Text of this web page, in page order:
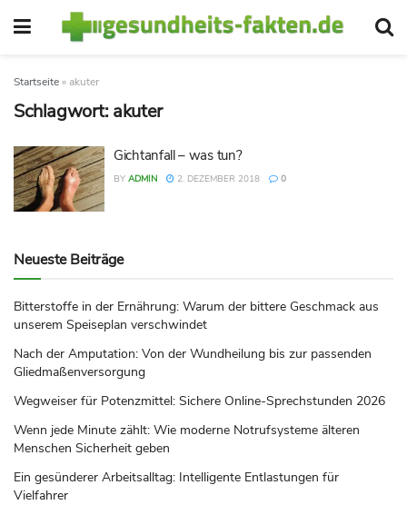
Startseite » akuter
Schlagwort:akuter
Gichtanfall – was tun?
BY ADMIN 2. DEZEMBER 2018 0
Neueste Beiträge
Bitterstoffe in der Ernährung: Warum der bittere Geschmack aus
unserem Speiseplan verschwindet
Nach der Amputation: Von der Wundheilung bis zur passenden
Gliedmaßenversorgung
Wegweiser für Potenzmittel: Sichere Online-Sprechstunden 2026
Wenn jede Minute zählt: Wie moderne Notrufsysteme älteren
Menschen Sicherheit geben
Ein gesünderer Arbeitsalltag: Intelligente Entlastungen für
Vielfahrer